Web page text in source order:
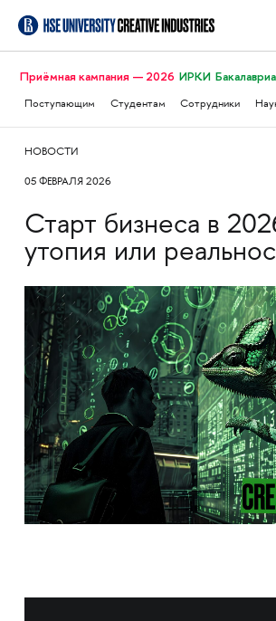
Приёмная кампания — 2026 ИРКИ
Поступающим Студентам Сотрудники
НОВОСТИ
05 ФЕВРАЛЯ 2026
Старт бизнеса в
утопия или